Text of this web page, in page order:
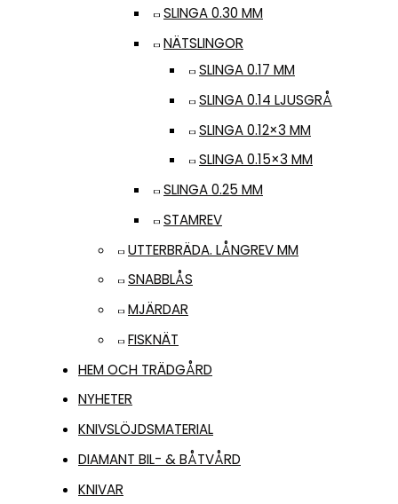
SLINGA 0.30 MM
NÄTSLINGOR
SLINGA 0.17 MM
SLINGA 0.14 LJUSGRÅ
SLINGA 0.12×3 MM
SLINGA 0.15×3 MM
SLINGA 0.25 MM
STAMREV
UTTERBRÄDA. LÅNGREV MM
SNABBLÅS
MJÄRDAR
FISKNÄT
HEM OCH TRÄDGÅRD
NYHETER
KNIVSLÖJDSMATERIAL
DIAMANT BIL- & BÅTVÅRD
KNIVAR